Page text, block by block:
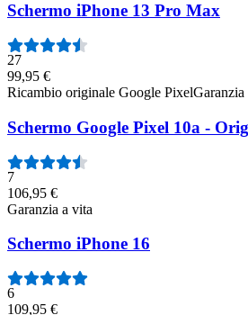
Schermo iPhone 13 Pro Max
27
99,95 €
Ricambio originale Google PixelGaranzia
Schermo Google Pixel 10a -
7
106,95 €
Garanzia a vita
Schermo iPhone 16
6
109,95 €